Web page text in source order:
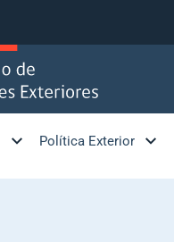
Política Exterior